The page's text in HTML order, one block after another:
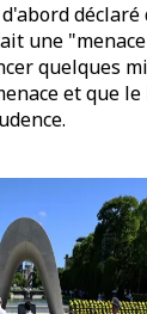
une
quelques
et que